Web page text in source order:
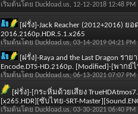
เริ่มต้นโดย Duckload.us, 12-12-2018 12:48 PM
[ฝรั่ง]-Jack Reacher (2012+2016)
2016.2160p.HDR.5.1.x265
เริ่มต้นโดย Duckload.us, 03-14-2019 04:21 PM
[ฝรั่ง]-Raya and the Last Dragon รา
Encode.DTS-HD.2160p. [Modified]-[พาก
เริ่มต้นโดย Duckload.us, 06-13-2021 07:07 PM
[ฝรั่ง]-[กระหิ่มด้วยเสียง
[x265.HDR][ซับไทย-SRT-
เริ่มต้นโดย Duckload.us, 03-30-2021 06:40 PM